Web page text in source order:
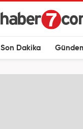
Son Dakika